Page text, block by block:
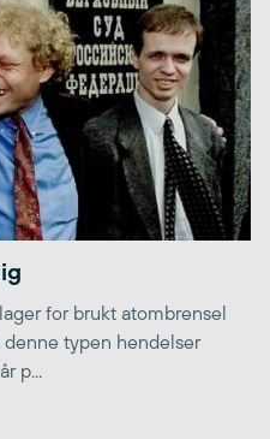
for brukt atombrensel
denne typen hendelser
p...